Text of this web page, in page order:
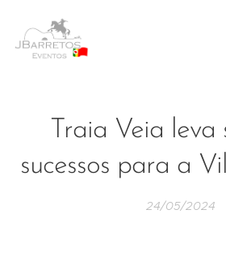
Traia Veia leva
sucessos para a
24/05/2024